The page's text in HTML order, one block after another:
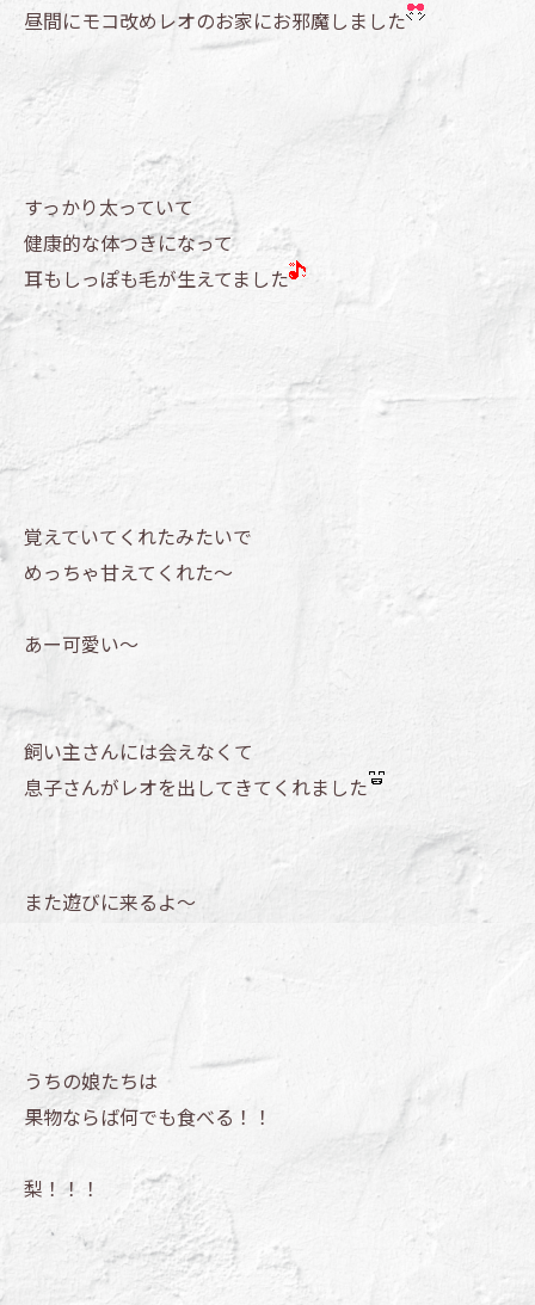
昼間にモコ改めレオのお家にお邪魔しました
すっかり太っていて
健康的な体つきになって
耳もしっぽも毛が生えてました
覚えていてくれたみたいで
めっちゃ甘えてくれた～
あー可愛い～
飼い主さんには会えなくて
息子さんがレオを出してきてくれました
また遊びに来るよ～
うちの娘たちは
果物ならば何でも食べる！！
梨！！！